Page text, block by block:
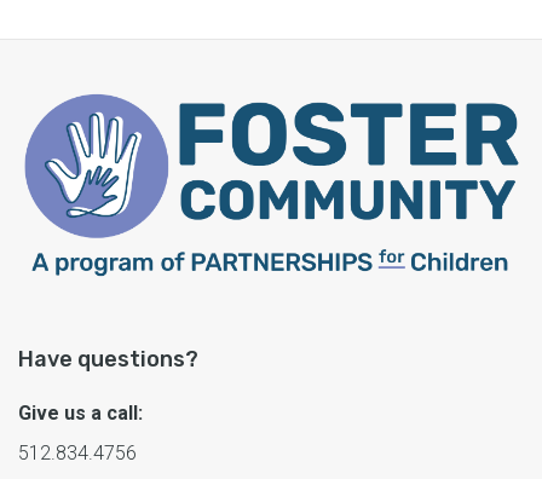
Have questions?
Give us a call:
512.834.4756